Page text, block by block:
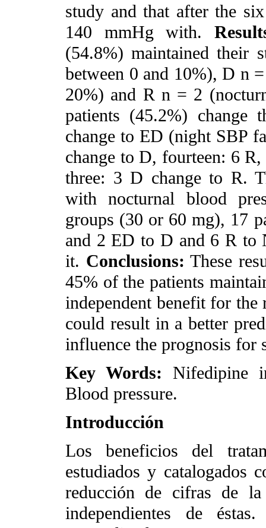
study and that after the
140 mmHg with.
(54.8%) maintained
between 0 and 10%), D n
20%) and R n = 2
patients (45.2%)
change to ED (night SBP
change to D, fourteen: 6
three: 3 D change to R.
with nocturnal blood
groups (30 or 60 mg), 17
and 2 ED to D and 6 R to
it. Conclusions: These
45% of the patients
independent benefit for the
could result in a better
influence the prognosis for
Key Words: Nifedipine
Blood pressure.
Introducción
Los beneficios del
estudiados y catalogados
reducción de cifras de
independientes de